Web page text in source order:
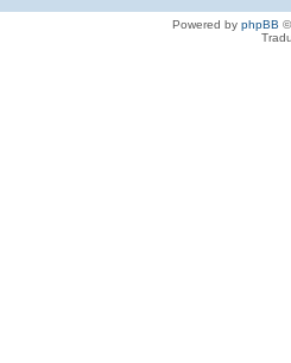
Powered by phpBB